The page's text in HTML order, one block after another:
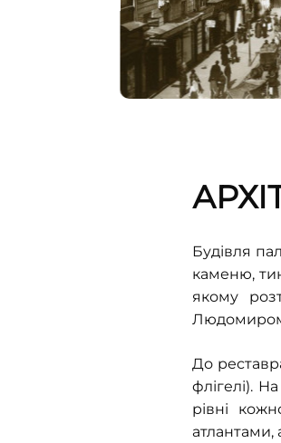
Будівля
каменю,
якому
До
флігелі).
рівні
атлантами,